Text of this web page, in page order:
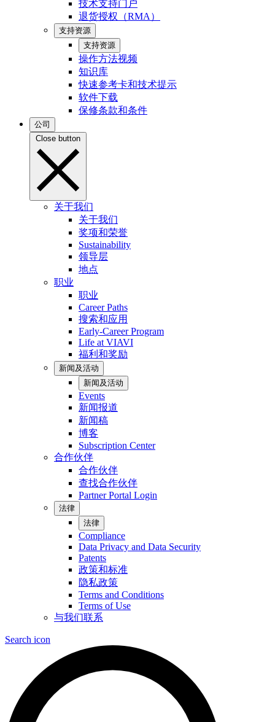
技术支持门户
退货授权（RMA）
支持资源
支持资源
操作方法视频
知识库
快速参考卡和技术提示
软件下载
保修条款和条件
公司
Close button
关于我们
关于我们
奖项和荣誉
Sustainability
领导层
地点
职业
职业
Career Paths
搜索和应用
Early-Career Program
Life at VIAVI
福利和奖励
新闻及活动
新闻及活动
Events
新闻报道
新闻稿
博客
Subscription Center
合作伙伴
合作伙伴
查找合作伙伴
Partner Portal Login
法律
法律
Compliance
Data Privacy and Data Security
Patents
政策和标准
隐私政策
Terms and Conditions
Terms of Use
与我们联系
Search icon